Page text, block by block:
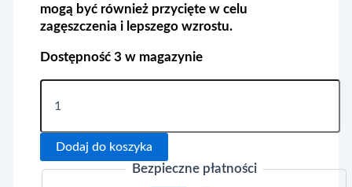
mogą być również przycięte w celu
zagęszczenia i lepszego wzrostu.
Dostępność 3 w magazynie
'Hillii'
Dodaj do koszyka
Bezpieczne płatności